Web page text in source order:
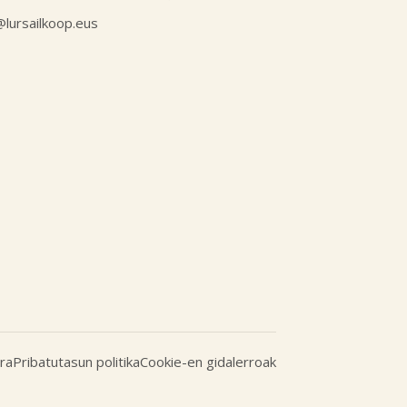
Pribatutasun politikaCookie-en gidalerroak